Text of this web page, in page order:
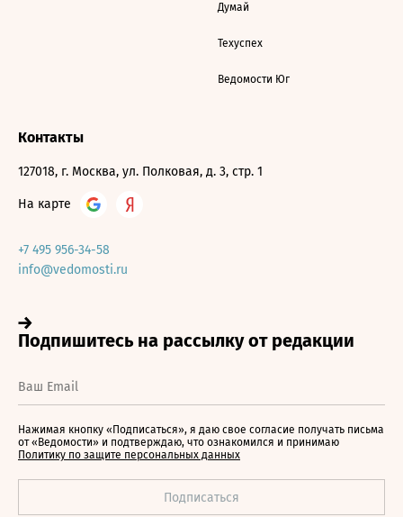
Думай
Техуспех
Ведомости Юг
Контакты
127018, г. Москва, ул. Полковая, д. 3, стр. 1
На карте
+7 495 956-34-58
info@vedomosti.ru
Нажимая кнопку «Подписаться», я даю свое согласие получать письма
от «Ведомости» и подтверждаю, что ознакомился и принимаю
Политику по защите персональных данных